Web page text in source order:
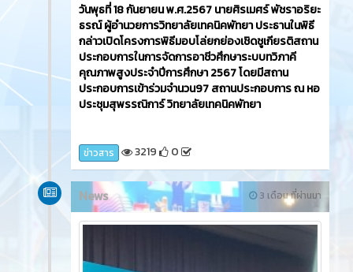
วันพุธที่ 18 กันยายน พ.ศ.2567 นายศิรเมศร์ พัชราอริยะ
ธรณ์ ผู้อำนวยการวิทยาลัยเทคนิคพัทยา ประธานในพิธี
กล่าวเปิดโครงการพิธีมอบโล่ยกย่องเชิดชูเกียรติสถาน
ประกอบการในการจัดการอาชีวศึกษาระบบทวิภาคี
คุณภาพสูงประจำปีการศึกษา 2567 โดยมีสถาน
ประกอบการเข้าร่วมจำนวน97 สถานประกอบการ ณ หอ
ประชุมสุพรรณิการ์ วิทยาลัยเทคนิคพัทยา
ข่าวสาร 3219 0
3 เดือน ที่ผ่านมา
News